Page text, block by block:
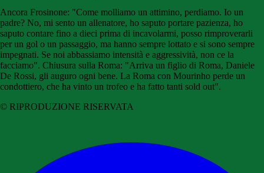
Ancora Frosinone: "Come molliamo un attimino, perdiamo. Io un
padre? No, mi sento un allenatore, ho saputo portare pazienza, ho
saputo contare fino a dieci prima di incavolarmi, posso rimproverarli
per un gol o un passaggio, ma hanno sempre lottato e si sono sempre
impegnati. Se noi abbassiamo intensità e aggressività, non ce la
facciamo". Chiusura sulla Roma: "Arriva un figlio di Roma, Daniele
De Rossi, gli auguro ogni bene. La Roma con Mourinho perde un
condottiero, che ha vinto un trofeo e ha fatto tanti sold out".
© RIPRODUZIONE RISERVATA